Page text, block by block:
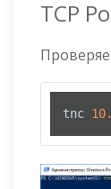
TCP
tnc